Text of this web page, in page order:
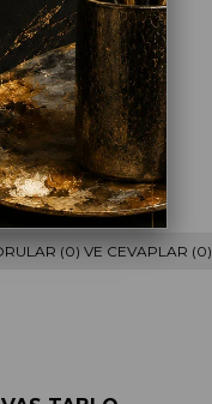
Beyaz
(0) VE CEVAPLAR (0)